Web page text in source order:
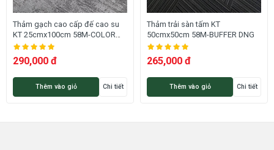
Mobile (Zalo): 0914 668 448
Thanh Hoá: Kho hàng tại phường Quảng Thịnh - TP.
Thanh Hoá -
Mobile (Zalo): 0911.668.448
Thảm gạch cao cấp đế cao su
KT 25cmx100cm 58M-COLOR
SPEECH DNG
290,000 đ
Thêm vào giỏ Chi tiết
Thảm trải sàn tấm KT
50cmx50cm 58M-BUFFER DNG
265,000 đ
Thêm vào giỏ Chi tiết